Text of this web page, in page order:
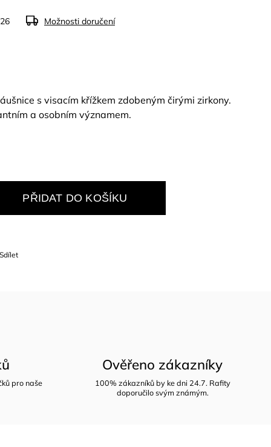
s visacím křížkem zdobeným čirými zirkony.
a osobním významem.
Možnosti doručení
PŘIDAT DO KOŠÍKU
Sdílet
pro naše
Ověřeno zákazníky
100% zákazníků by ke dni 24.7. Rafity
doporučilo svým známým.